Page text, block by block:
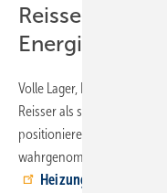
Reisser-
Energiewende
Volle Lager, Lieferfähigkeit
Reisser als starker Partner
positionieren – und als
wahrgenommen werden,